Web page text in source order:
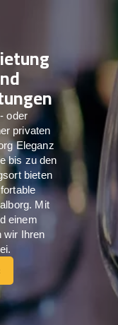
oder
privaten
Eleganz
bis zu den
bieten
Mit
einem
wir Ihren